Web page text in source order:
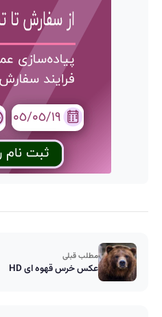
مطلب قبلی
عکس خرس قهوه ای HD